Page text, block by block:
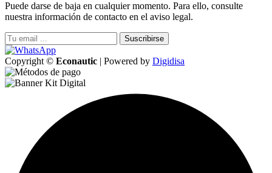
Puede darse de baja en cualquier momento. Para ello, consulte
nuestra información de contacto en el aviso legal.
Suscribirse
Copyright © Econautic | Powered by Digidisa